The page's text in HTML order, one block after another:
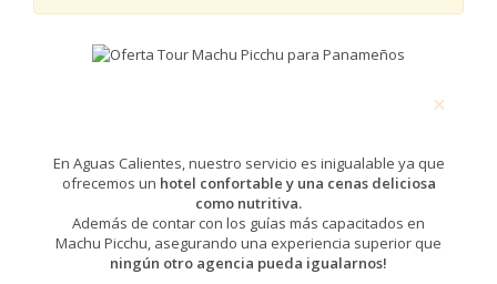
×
En Aguas Calientes, nuestro servicio es inigualable ya que
ofrecemos un hotel confortable y una cenas deliciosa
como nutritiva.
Además de contar con los guías más capacitados en
Machu Picchu, asegurando una experiencia superior que
ningún otro agencia pueda igualarnos!